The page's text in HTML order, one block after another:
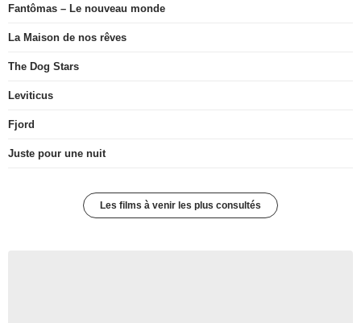
Fantômas – Le nouveau monde
La Maison de nos rêves
The Dog Stars
Leviticus
Fjord
Juste pour une nuit
Les films à venir les plus consultés